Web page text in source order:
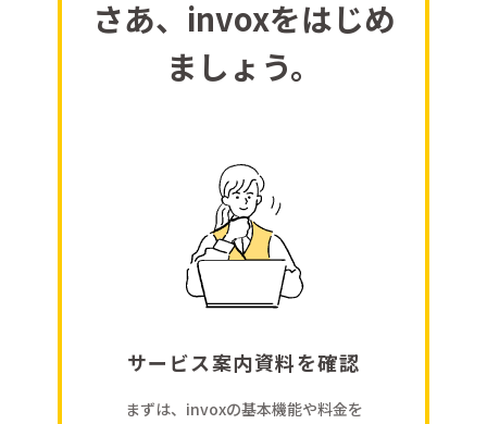
さあ、invoxをはじめ
ましょう。
サービス案内資料を確認
まずは、invoxの基本機能や料金を